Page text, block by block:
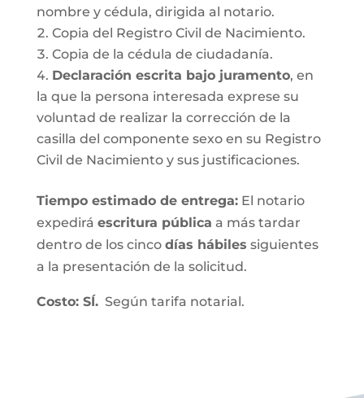
nombre y cédula, dirigida al notario.
Copia del Registro Civil de Nacimiento.
Copia de la cédula de ciudadanía.
Declaración escrita bajo juramento, en
la que la persona interesada exprese su
voluntad de realizar la corrección de la
casilla del componente sexo en su Registro
Civil de Nacimiento y sus justificaciones.
Tiempo estimado de entrega:El notario
expedirá escritura pública a más tardar
dentro de los cinco días hábiles siguientes
a la presentación de la solicitud.
Costo: SÍ.Según tarifa notarial.